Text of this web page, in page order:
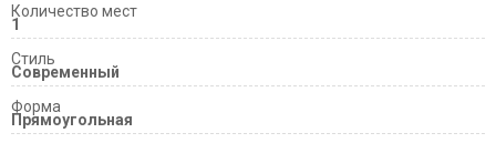
Количество мест
1
Стиль
Современный
Форма
Прямоугольная